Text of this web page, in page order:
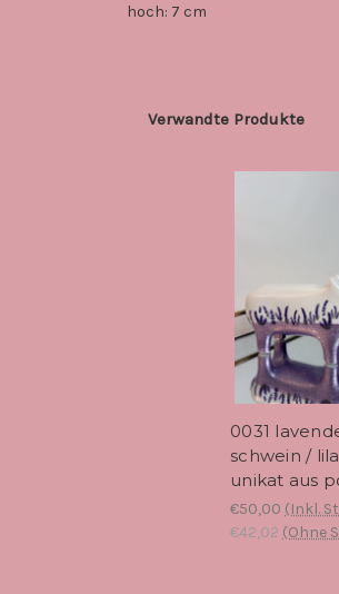
hoch: 7 cm
Verwandte Produkte
0031
schwein /
unikat aus
€50,00 (Inkl.
€42,02 (Ohne